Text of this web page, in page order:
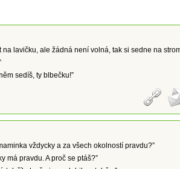
lavičku, ale žádná není volná, tak si sedne na
sedíš, ty blbečku!”
vždycky a za všech okolností pravdu?”
má pravdu. A proč se ptáš?”